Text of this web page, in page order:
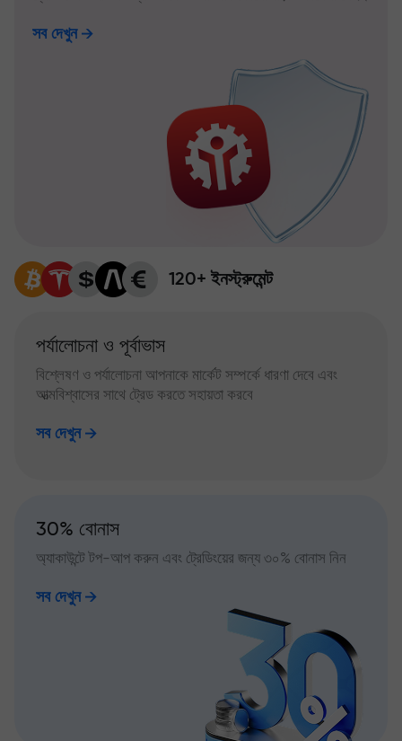
সব দেখুন
120+ ইনস্ট্রুমেন্ট
পর্যালোচনা ও পূর্বাভাস
বিশ্লেষণ ও পর্যালোচনা আপনাকে মার্কেট সম্পর্কে ধারণা দেবে এবং
আত্মবিশ্বাসের সাথে ট্রেড করতে সহায়তা করবে
সব দেখুন
30% বোনাস
অ্যাকাউন্টে টপ-আপ করুন এবং ট্রেডিংয়ের জন্য ৩০% বোনাস নিন
সব দেখুন